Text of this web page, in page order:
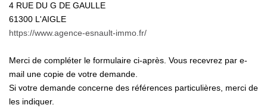
Qui Sommes-Nous
Notre Équipe
Avis Clients
4 RUE DU G DE GAULLE
61300 L'AIGLE
https://www.agence-esnault-immo.fr/
Merci de compléter le formulaire ci-après. Vous recevrez par e-
mail une copie de votre demande.
Si votre demande concerne des références particulières, merci de
les indiquer.